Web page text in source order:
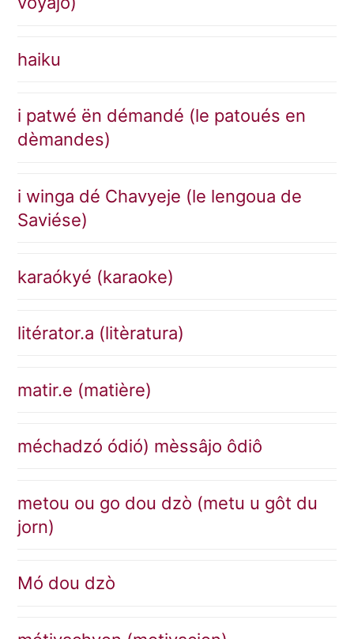
haiku
i patwé ën démandé (le patoués en
dèmandes)
i winga dé Chavyeje (le lengoua de
Saviése)
karaókyé (karaoke)
litérator.a (litèratura)
matir.e (matière)
méchadzó ódió) mèssâjo ôdiô
metou ou go dou dzò (metu u gôt du
jorn)
Mó dou dzò